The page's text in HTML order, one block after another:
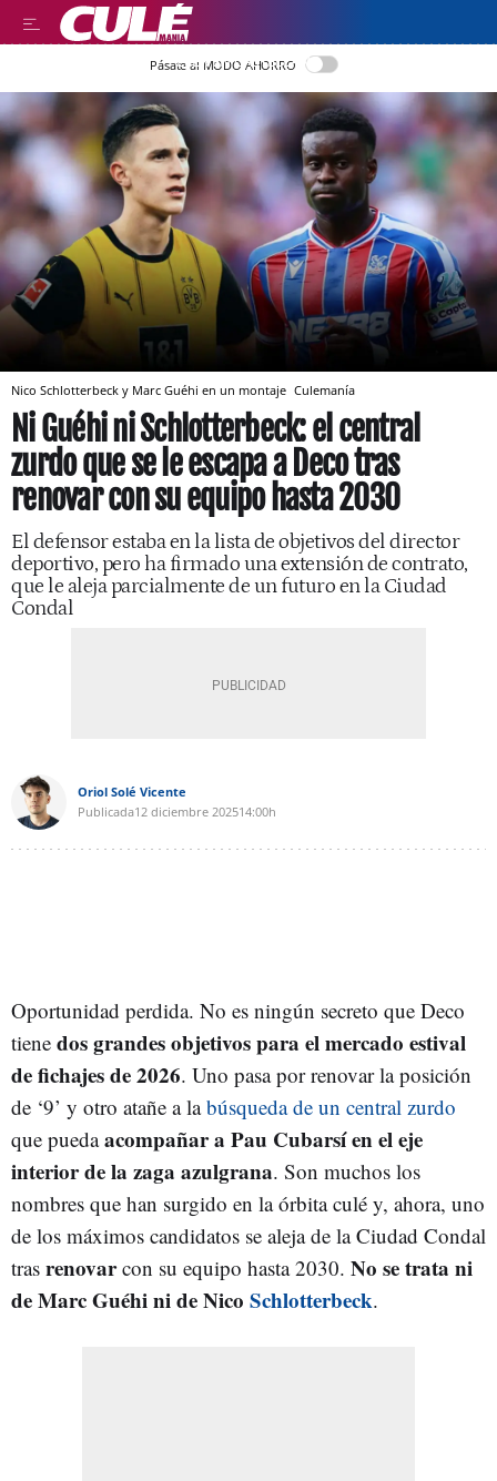
LEER EN CASTELLANO
Pásate al MODO AHORRO
Nico Schlotterbeck y Marc Guéhi en un montaje Culemanía
Ni Guéhi ni Schlotterbeck: el central
zurdo que se le escapa a Deco tras
renovar con su equipo hasta 2030
El defensor estaba en la lista de objetivos del director
deportivo, pero ha firmado una extensión de contrato,
que le aleja parcialmente de un futuro en la Ciudad
Condal
Oriol Solé Vicente
Publicada12 diciembre 202514:00h
Oportunidad perdida. No es ningún secreto que Deco
tiene dos grandes objetivos para el mercado estival
de fichajes de 2026. Uno pasa por renovar la posición
de ‘9’ y otro atañe a labúsqueda de un central zurdo
que puedaacompañar a Pau Cubarsí en el eje
interior de la zaga azulgrana. Son muchos los
nombres que han surgido en la órbita culé y, ahora, uno
de los máximos candidatos se aleja de la Ciudad Condal
tras renovarcon su equipo hasta 2030. No se trata ni
de Marc Guéhi ni de Nico Schlotterbeck.